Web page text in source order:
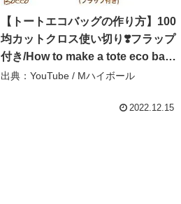
【トートエコバッグの作り方】100
均カットクロス使い切り❣️フラップ
付き/How to make a tote eco bag
– Mハイボール
出典：YouTube / Mハイボール
2022.12.15